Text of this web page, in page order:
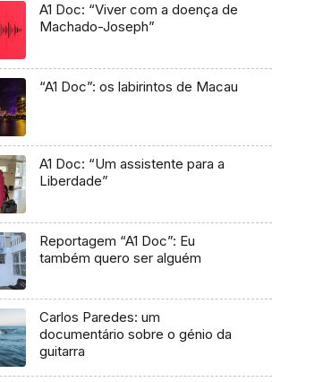
A1 Doc: “Viver com a doença de
Machado-Joseph”
“A1 Doc”: os labirintos de Macau
A1 Doc: “Um assistente para a
Liberdade”
Reportagem “A1 Doc”: Eu
também quero ser alguém
Carlos Paredes: um
documentário sobre o génio da
guitarra